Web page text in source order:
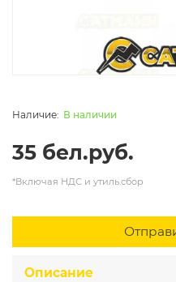
В наличии
35 бел.руб.
*Включая НДС и утиль.сбор
Описание